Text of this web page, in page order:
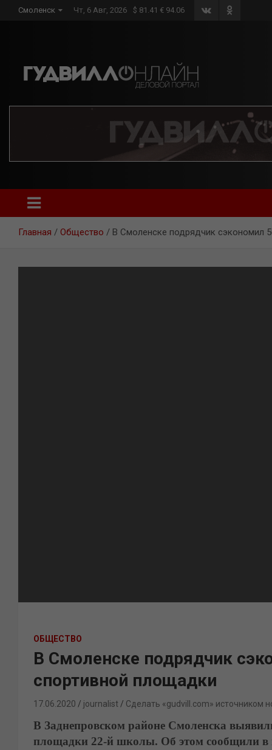
Смоленск Чт, 6 Авг, 2026 $ 81.41 € 94.06
Главная Общество В Смоленске подрядчик сэкономил
ОБЩЕСТВО
В Смоленске подрядчик
спортивной площадки
17.06.2020 journalist Сделать «gudvill.com» источником
В Заднепровском районе Смоленска
площадки 22-й школы. Об этом сообщили в